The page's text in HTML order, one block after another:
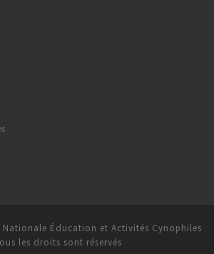
Nationale Éducation et Activités Cynophiles
les droits sont réservés